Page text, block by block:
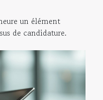
un élément
de candidature.